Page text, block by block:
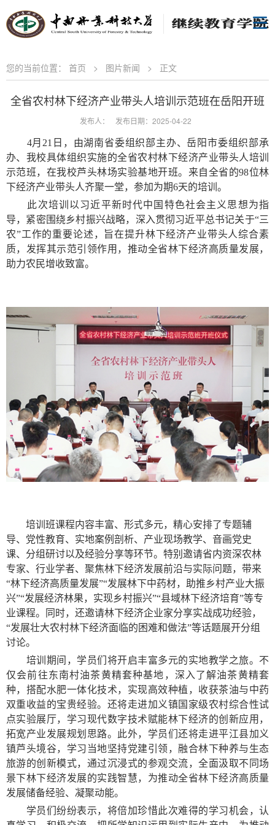
您的当前位置： 首页 > 图片新闻 > 正文
全省农村林下经济产业带头人培训示范班在岳阳开班
发布人： 发布日期：2025-04-22
4月21日，由湖南省委组织部主办、岳阳市委组织部承
办、我校具体组织实施的全省农村林下经济产业带头人培训
示范班，在我校芦头林场实验基地开班。来自全省的98位林
下经济产业带头人齐聚一堂，参加为期6天的培训。
此次培训以习近平新时代中国特色社会主义思想为指
导，紧密围绕乡村振兴战略，深入贯彻习近平总书记关于“三
农”工作的重要论述，旨在提升林下经济产业带头人综合素
质，发挥其示范引领作用，推动全省林下经济高质量发展，
助力农民增收致富。
培训班课程内容丰富、形式多元，精心安排了专题辅
导、党性教育、实地案例剖析、产业现场教学、音画党史
课、分组研讨以及经验分享等环节。特别邀请省内资深农林
专家、行业学者、聚焦林下经济发展前沿与实际问题，带来
“林下经济高质量发展”“发展林下中药材，助推乡村产业大振
兴”“发展经济林果，实现乡村振兴”“县域林下经济培育”等专
业课程。同时，还邀请林下经济企业家分享实战成功经验，
“发展壮大农村林下经济面临的困难和做法”等话题展开分组
讨论。
培训期间，学员们将开启丰富多元的实地教学之旅。不
仅会前往东南村油茶黄精套种基地，深入了解油茶黄精套
种，搭配水肥一体化技术，实现高效种植，收获茶油与中药
双重收益的宝贵经验。还将走进加义镇国家级农村综合性试
点实验展厅，学习现代数字技术赋能林下经济的创新应用，
拓宽产业发展规划思路。此外，学员们还将走进平江县加义
镇芦头境谷，学习当地坚持党建引领，融合林下种养与生态
旅游的创新模式，通过沉浸式的参观交流，全面汲取不同场
景下林下经济发展的实践智慧，为推动全省林下经济高质量
发展储备经验、凝聚动能。
学员们纷纷表示，将倍加珍惜此次难得的学习机会，认